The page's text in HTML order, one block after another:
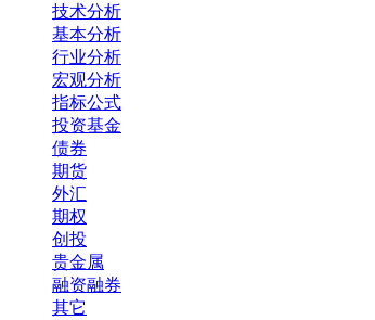
技术分析
基本分析
行业分析
宏观分析
指标公式
投资基金
债券
期货
外汇
期权
创投
贵金属
融资融券
其它